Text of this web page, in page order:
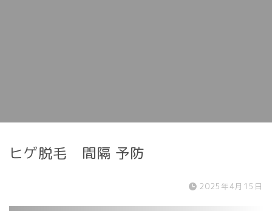
ヒゲ脱毛 間隔 予防
2025年4月15日